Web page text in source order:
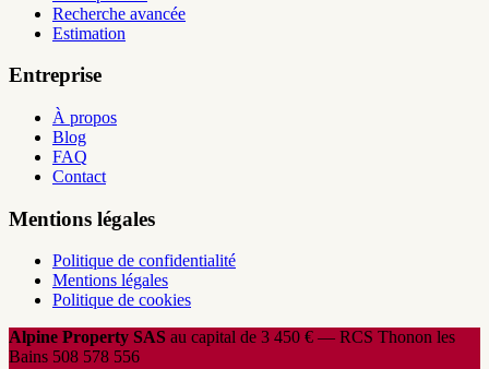
Recherche avancée
Estimation
Entreprise
À propos
Blog
FAQ
Contact
Mentions légales
Politique de confidentialité
Mentions légales
Politique de cookies
Alpine Property SAS au capital de 3 450 € — RCS Thonon les
Bains 508 578 556